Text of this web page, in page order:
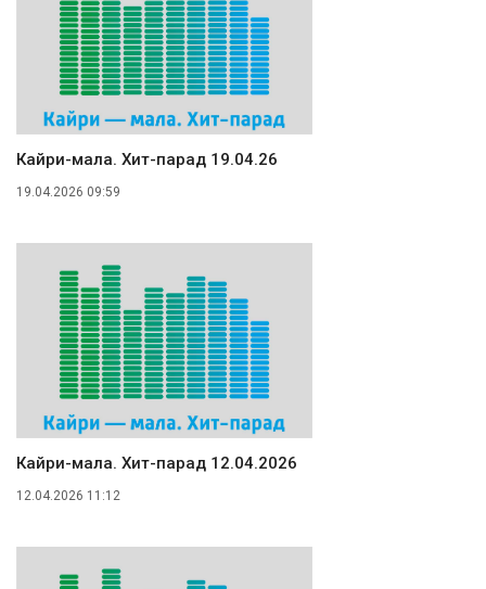
Кайри-мала. Хит-парад 19.04.26
19.04.2026 09:59
Кайри-мала. Хит-парад 12.04.2026
12.04.2026 11:12